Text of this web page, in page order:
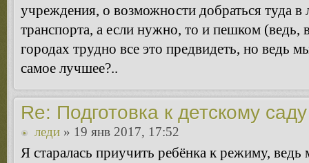
учреждения, о возможности добраться туда
транспорта, а если нужно, то и пешком (ведь,
городах трудно все это предвидеть, но ведь
самое лучшее?..
Re: Подготовка к детскому саду
леди » 19 янв 2017, 17:52
Я старалась приучить ребёнка к режиму,